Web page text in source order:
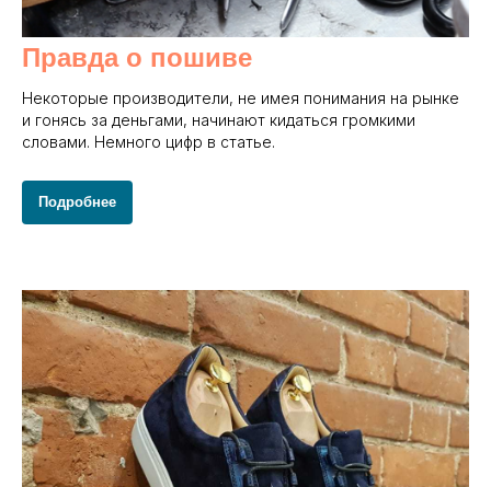
Правда о пошиве
Некоторые производители, не имея понимания на рынке
и гонясь за деньгами, начинают кидаться громкими
словами. Немного цифр в статье.
Подробнее